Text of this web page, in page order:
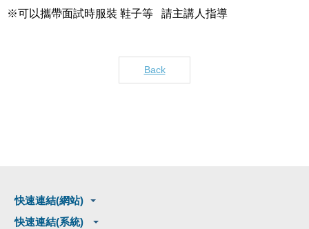
※可以攜帶面試時服裝 鞋子等 請主講人指導
Back
快速連結(網站)
快速連結(系統)